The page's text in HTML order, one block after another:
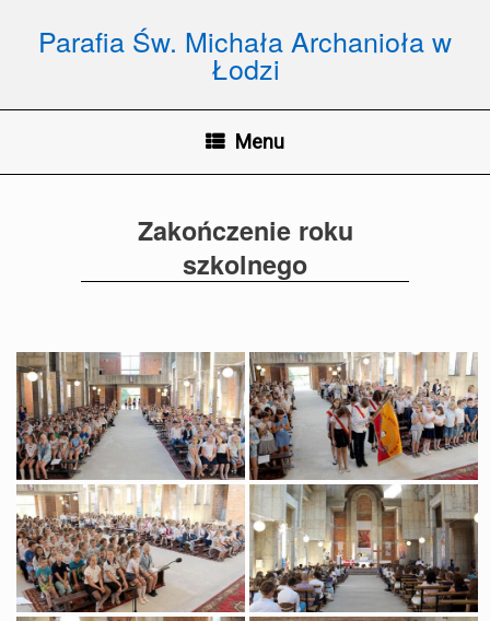
contentParafia Św. Michała Archanioła w
Łodzi
Menu
Zakończenie roku
szkolnego